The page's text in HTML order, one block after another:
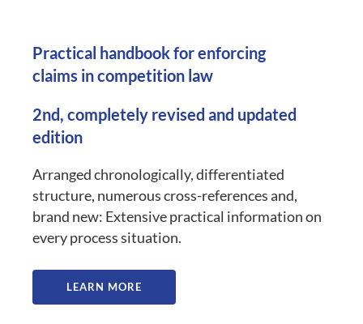
Practical handbook for enforcing
claims in competition law
2nd, completely revised and updated
edition
Arranged chronologically, differentiated
structure, numerous cross-references and,
brand new: Extensive practical information on
every process situation.
LEARN MORE